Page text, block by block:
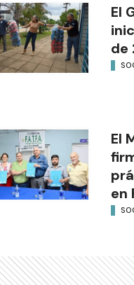
El
de
El
en